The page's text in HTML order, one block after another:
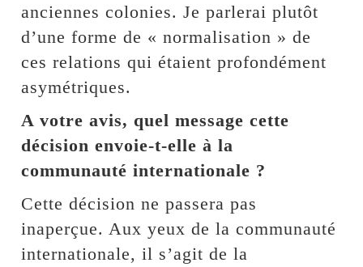
anciennes colonies. Je parlerai plutôt
d’une forme de « normalisation » de
ces relations qui étaient profondément
asymétriques.
A votre avis, quel message cette
décision envoie-t-elle à la
communauté internationale ?
Cette décision ne passera pas
inaperçue. Aux yeux de la communauté
internationale, il s’agit de la